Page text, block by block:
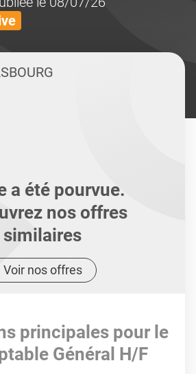
a été pourvue.
nos offres
similaires
Voir nos offres
principales pour le
Général H/F